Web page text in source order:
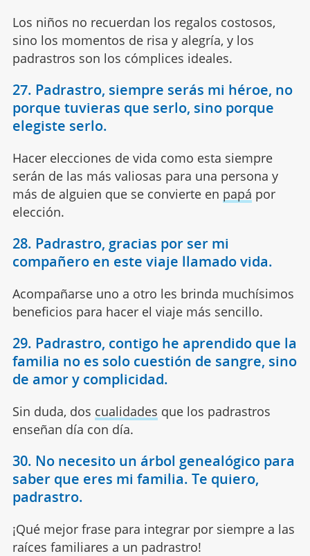
Los niños no recuerdan los regalos costosos,
sino los momentos de risa y alegría, y los
padrastros son los cómplices ideales.
27. Padrastro, siempre serás mi héroe, no
porque tuvieras que serlo, sino porque
elegiste serlo.
Hacer elecciones de vida como esta siempre
serán de las más valiosas para una persona y
más de alguien que se convierte en papá por
elección.
28. Padrastro, gracias por ser mi
compañero en este viaje llamado vida.
Acompañarse uno a otro les brinda muchísimos
beneficios para hacer el viaje más sencillo.
29. Padrastro, contigo he aprendido que la
familia no es solo cuestión de sangre, sino
de amor y complicidad.
Sin duda, dos cualidades que los padrastros
enseñan día con día.
30. No necesito un árbol genealógico para
saber que eres mi familia. Te quiero,
padrastro.
¡Qué mejor frase para integrar por siempre a las
raíces familiares a un padrastro!